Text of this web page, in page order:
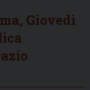
Giovedì